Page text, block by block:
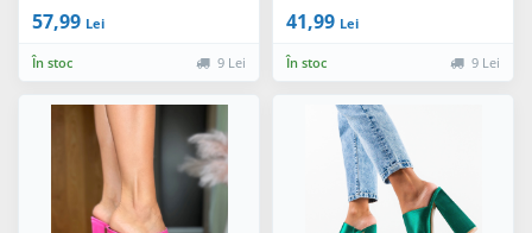
57,99 Lei
În stoc 9 Lei
41,99 Lei
În stoc 9 Lei